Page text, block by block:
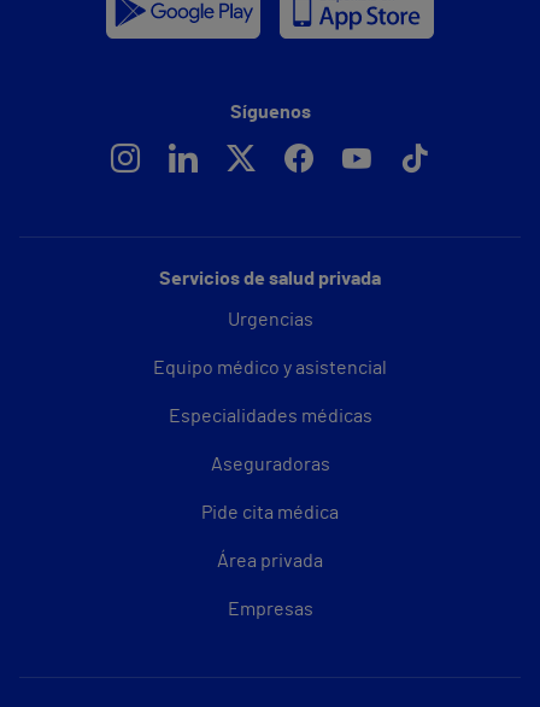
Servicios de salud privada
Urgencias
Equipo médico y asistencial
Especialidades médicas
Aseguradoras
Pide cita médica
Área privada
Empresas
Síguenos